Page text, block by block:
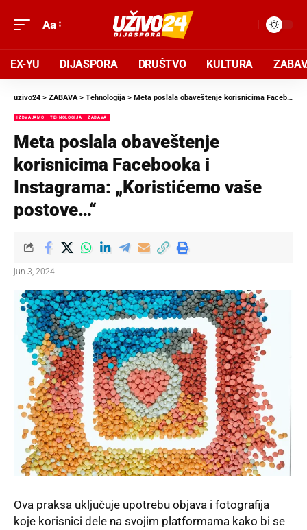
Aa
EX-YU DIJASPORA DRUŠTVO KULTURA
uzivo24 > ZABAVA> Tehnologija > Meta poslala obaveštenje korisnicima Facebooka i Instagrama: „Koristićemo vaše postove…“
IZDVAJAMO TEHNOLOGIJA ZABAVA
Meta poslala obaveštenje
korisnicima Facebooka i
Instagrama: „Koristićemo vaše
postove…“
jun 3, 2024
Ova praksa uključuje upotrebu objava i fotografija
koje korisnici dele na svojim platformama kako bi se